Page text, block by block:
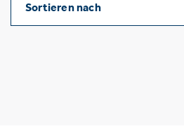
Sortieren nach